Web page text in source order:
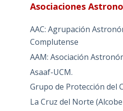
Asociaciones
AAC: Agrupación
Complutense
AAM: Asociación
Asaaf-UCM.
Grupo de Protección del
La Cruz del Norte